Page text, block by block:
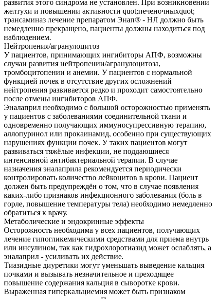
развития этого синдрома не установлен. При возникновении
желтухи и повышении активности quot;печеночныхquot;
трансаминаз лечение препаратом Энап® - НЛ должно быть
немедленно прекращено, пациенты должны находиться под
наблюдением.
Нейтропения/агранулоцитоз
У пациентов, принимающих ингибиторы АПФ, возможны
случаи развития нейтропении/агранулоцитоза,
тромбоцитопении и анемии. У пациентов с нормальной
функцией почек в отсутствие других осложнений
нейтропения развивается редко и проходит самостоятельно
после отмены ингибиторов АПФ.
Эналаприл необходимо с большой осторожностью применять
у пациентов с заболеваниями соединительной ткани и
одновременно получающих иммуносупрессивную терапию,
аллопуринол или прокаинамид, особенно при существующих
нарушениях функции почек. У таких пациентов могут
развиваться тяжёлые инфекции, не поддающиеся
интенсивной антибактериальной терапии. В случае
назначения эналаприла рекомендуется периодически
контролировать количество лейкоцитов в крови. Пациент
должен быть предупреждён о том, что в случае появления
каких-либо признаков инфекционного заболевания (боль в
горле, повышение температуры тела) необходимо немедленно
обратиться к врачу.
Метаболические и эндокринные эффекты
Осторожность необходима у всех пациентов, получающих
лечение гипогликемическими средствами для приема внутрь
или инсулином, так как гидрохлоротиазид может ослаблять, а
эналаприл - усиливать их действие.
Тиазидные диуретики могут уменьшать выведение кальция
почками и вызывать незначительное и преходящее
повышение содержания кальция в сыворотке крови.
Выраженная гиперкальциемия может быть признаком